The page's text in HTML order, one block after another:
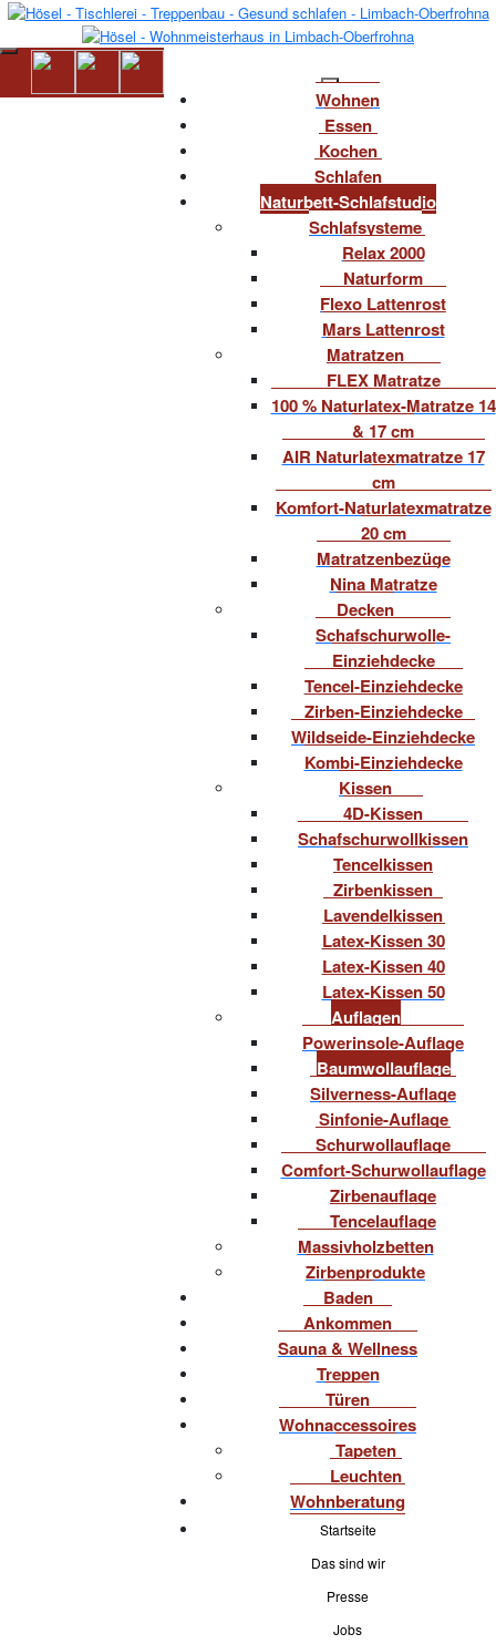
Wohnen
Essen
Kochen
Schlafen
Naturbett-Schlafstudio
Schlafsysteme
Relax 2000
Naturform
Flexo Lattenrost
Mars Lattenrost
Matratzen
FLEX Matratze
100 % Naturlatex-Matratze 14
& 17 cm
AIR Naturlatexmatratze 17
cm
Komfort-Naturlatexmatratze
20 cm
Matratzenbezüge
Nina Matratze
Decken
Schafschurwolle-
Einziehdecke
Tencel-Einziehdecke
Zirben-Einziehdecke
Wildseide-Einziehdecke
Kombi-Einziehdecke
Kissen
4D-Kissen
Schafschurwollkissen
Tencelkissen
Zirbenkissen
Lavendelkissen
Latex-Kissen 30
Latex-Kissen 40
Latex-Kissen 50
Auflagen
Powerinsole-Auflage
Baumwollauflage
Silverness-Auflage
Sinfonie-Auflage
Schurwollauflage
Comfort-Schurwollauflage
Zirbenauflage
Tencelauflage
Massivholzbetten
Zirbenprodukte
Baden
Ankommen
Sauna & Wellness
Treppen
Türen
Wohnaccessoires
Tapeten
Leuchten
Wohnberatung
Startseite
Das sind wir
Presse
Jobs